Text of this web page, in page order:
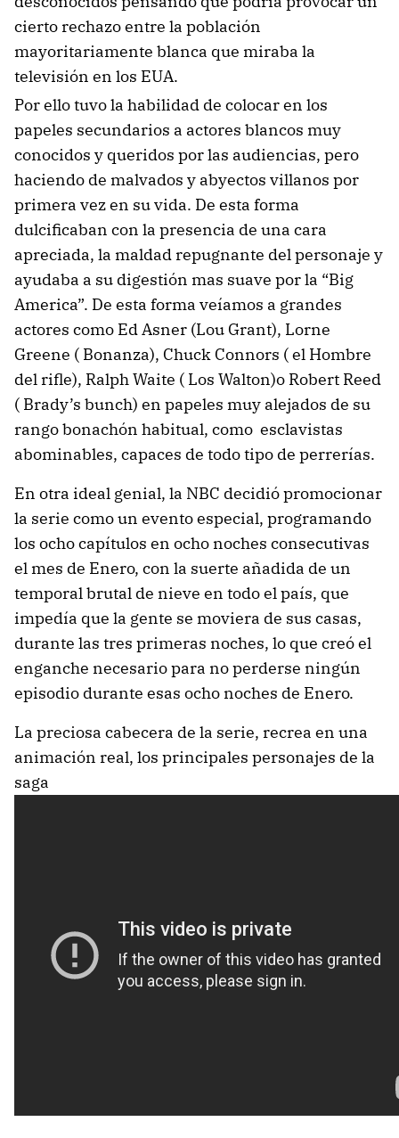
cierto rechazo entre la población
mayoritariamente blanca que miraba la
televisión en los EUA.
Por ello tuvo la habilidad de colocar en los
papeles secundarios a actores blancos muy
conocidos y queridos por las audiencias, pero
haciendo de malvados y abyectos villanos por
primera vez en su vida. De esta forma
dulcificaban con la presencia de una cara
apreciada, la maldad repugnante del personaje y
ayudaba a su digestión mas suave por la “Big
America”. De esta forma veíamos a grandes
actores como Ed Asner (Lou Grant), Lorne
Greene ( Bonanza), Chuck Connors ( el Hombre
del rifle), Ralph Waite ( Los Walton)o Robert Reed
( Brady’s bunch) en papeles muy alejados de su
rango bonachón habitual, como esclavistas
abominables, capaces de todo tipo de perrerías.
En otra ideal genial, la NBC decidió promocionar
la serie como un evento especial, programando
los ocho capítulos en ocho noches consecutivas
el mes de Enero, con la suerte añadida de un
temporal brutal de nieve en todo el país, que
impedía que la gente se moviera de sus casas,
durante las tres primeras noches, lo que creó el
enganche necesario para no perderse ningún
episodio durante esas ocho noches de Enero.
La preciosa cabecera de la serie, recrea en una
animación real, los principales personajes de la
saga